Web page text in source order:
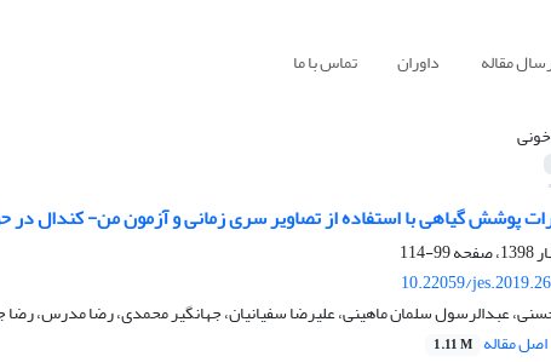
مقاله داوران تماس با ما
پوشش گیاهی با استفاده از تصاویر سری زمانی و آزمون من- کندال در
99-114
10.22059/
عبدالرسول سلمان ماهینی، علیرضا سفیانیان، جهانگیر محمدی، رضا مدرس، رضا
اصل مقاله 1.11 M